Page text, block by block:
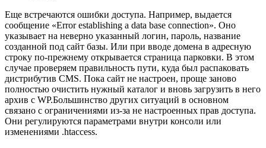
Еще встречаются ошибки доступа. Например, выдается
сообщение «Error establishing a data base connection». Оно
указывает на неверно указанный логин, пароль, название
созданной под сайт базы. Или при вводе домена в адресную
строку по-прежнему открывается страница парковки. В этом
случае проверяем правильность пути, куда был распаковать
дистрибутив CMS. Пока сайт не настроен, проще заново
полностью очистить нужный каталог и вновь загрузить в него
архив с WP.Большинство других ситуаций в основном
связано с ограничениями из-за не настроенных прав доступа.
Они регулируются параметрами внутри консоли или
изменениями .htaccess.